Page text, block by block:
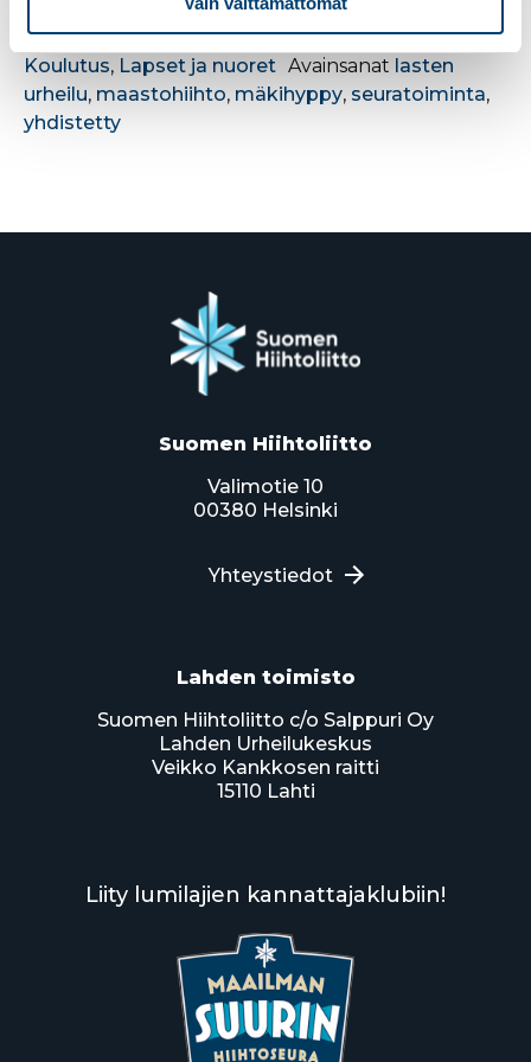
Julkaistu kategoriassaAjankohtaista,Hiihtoliitto,
Koulutus, Lapset ja nuoret Avainsanat lasten
urheilu, maastohiihto, mäkihyppy, seuratoiminta,
yhdistetty
Suomen Hiihtoliitto
Valimotie 10
00380 Helsinki
Yhteystiedot
Lahden toimisto
Suomen Hiihtoliitto c/o Salppuri Oy
Lahden Urheilukeskus
Veikko Kankkosen raitti
15110 Lahti
Liity lumilajien kannattajaklubiin!